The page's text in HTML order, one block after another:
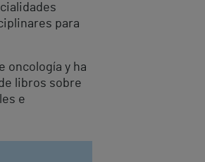
para
oncología y ha
libros sobre
e